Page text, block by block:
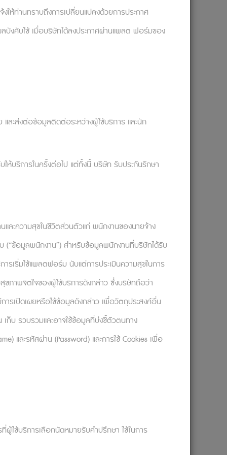
ะพฤติกรรมของเราไม่ได้รับอิทธิพลจาก
ก่อนเข้าสู่การวิเคราะห์กระบวนความคิด
ที่ว่าฉันจะต้องตัดสินใจได้อย่างถูกต้อง
เสีย ฉันต้องตัดสินใจให้ได้เดี๋ยวนี้และจะ
ห้ท่านทราบถึงการเปลี่ยนแปลงด้วยการประกาศ
บังคับใช้ เมื่อบริษัทได้ลงประกาศผ่านแพลต ฟอร์มของ
ละส่งต่อข้อมูลติดต่อระหว่างผู้ใช้บริการ และนัก
ห้บริการในครั้งต่อไป แต่ทั้งนี้ บริษัท รับประกันรักษา
และความสุขในชีวิตส่วนตัวแก่ พนักงานของนายจ้าง
(“ข้อมูลพนักงาน”) สำหรับข้อมูลพนักงานที่บริษัทได้รับ
เริ่มใช้แพลตฟอร์ม นับแต่การประเมินความสุขในการ
ขภาพจิตใจของผู้ใช้บริการดังกล่าว ซึ่งบริษัทถือว่า
ารเปิดเผยหรือใช้ข้อมูลดังกล่าว เพื่อวัตถุประสงค์อื่น
บ รวบรวมและอาจใช้ข้อมูลที่บ่งชี้ตัวตนทาง
และรหัสผ่าน (Password) และการใช้ Cookies เพื่อ
ใช้บริการเลือกนัดหมายรับคำปรึกษา ใช้ในการ